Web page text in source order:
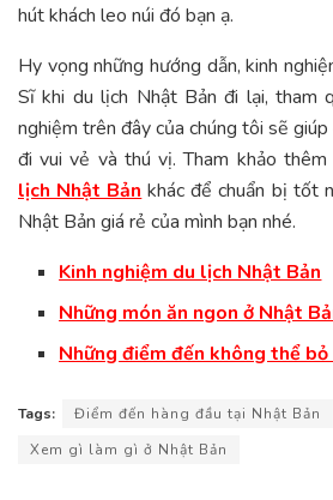
hút khách leo núi đó bạn ạ.
Hy vọng những hướng dẫn, kinh
Sĩ khi du lịch Nhật Bản đi lại, tham
nghiệm trên đây của chúng tôi sẽ
đi vui vẻ và thú vị. Tham khảo
lịch Nhật Bản khác để chuẩn bị tốt
Nhật Bản giá rẻ của mình bạn nhé.
Kinh nghiệm du lịch Nhật Bản
Những món ăn ngon ở Nhật
Những điểm đến không thể
Tags:
Điểm đến hàng đầu tại Nhật Bản
Xem gì làm gì ở Nhật Bản